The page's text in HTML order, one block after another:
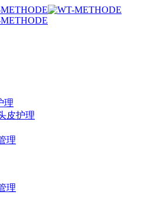
理
皮护理
理
理